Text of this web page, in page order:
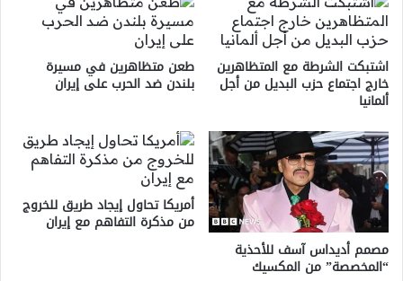
اشتبكت الشرطة مع المتظاهرين
خارج اجتماع حزب البديل من أجل
ألمانيا
طعن متظاهرين في مسيرة
بلندن ضد الحرب على إيران
مصمم أديداس آسف للأحذية
“المخصصة” من المكسيك
أمريكا تحاول إيجاد طريق للخروج
من مذكرة التفاهم مع إيران